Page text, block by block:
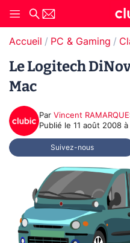
Accueil PC & Gaming
Le Logitech
Mac
Par Vincent
Publié le 11 août 2008 à
Suivez-nous